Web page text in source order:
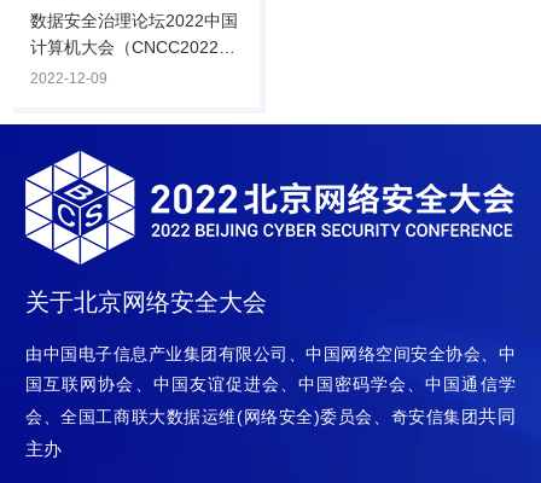
数据安全治理论坛2022中国
计算机大会（CNCC2022）
12月8日，由中国计算机学
业委员会、奇安信集团承办
的CNCC2022数据安全治理
论坛在线上举行。论坛由
CCF计算机安全专委会荣誉
主任，公安部第一研究所、
第三研究所原所长严明主
持，邀请政府主管单位、科
研院所、安全厂商、企业安
拓数据安全从体系化框架到
建设实践之路”主题，聚焦数
据安全现阶段的问题.
2022-12-09
关于北京网络安全大会
由中国电子信息产业集团有限公司、中国网络空间安全协会、中
国互联网协会、中国友谊促进会、中国密码学会、中国通信学
会、全国工商联大数据运维(网络安全)委员会、奇安信集团共同
主办